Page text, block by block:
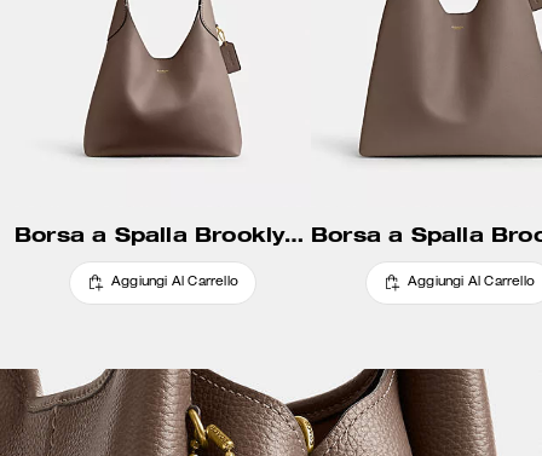
Borsa a Spalla Brooklyn 28
Aggiungi Al Carrello Aggiungi Al Carrello